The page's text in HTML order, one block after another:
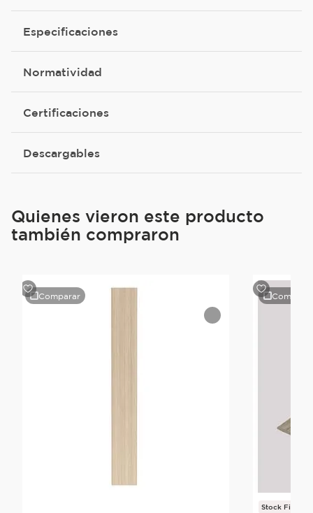
Especificaciones
Normatividad
Certificaciones
Descargables
Quienes vieron este producto
también compraron
Comparar Comparar
Stock Final